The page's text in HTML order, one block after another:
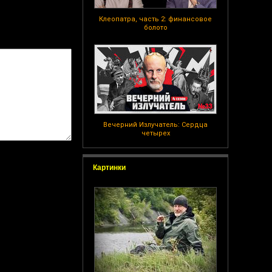
Клеопатра, часть 2: финансовое
болото
Вечерний Излучатель: Сердца
четырех
Картинки